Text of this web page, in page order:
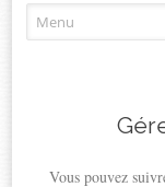
Vous pouvez